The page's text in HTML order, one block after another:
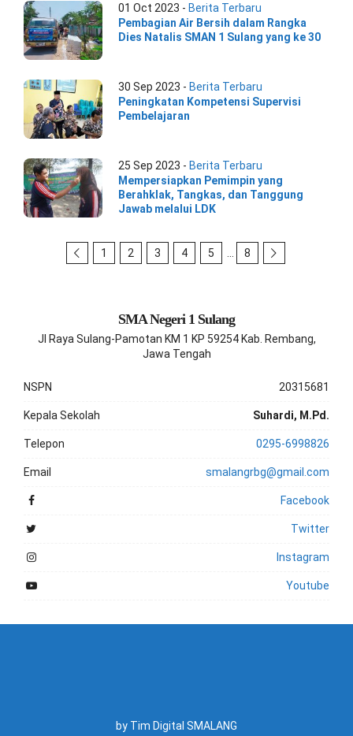
01 Oct 2023 - Berita Terbaru
Pembagian Air Bersih dalam Rangka
Dies Natalis SMAN 1 Sulang yang ke 30
30 Sep 2023 - Berita Terbaru
Peningkatan Kompetensi Supervisi
Pembelajaran
25 Sep 2023 - Berita Terbaru
Mempersiapkan Pemimpin yang
Berahklak, Tangkas, dan Tanggung
Jawab melalui LDK
1 2 3 4 5 8
SMA Negeri 1 Sulang
Jl Raya Sulang-Pamotan KM 1 KP 59254 Kab. Rembang,
Jawa Tengah
NSPN 20315681
Kepala Sekolah Suhardi, M.Pd.
Telepon 0295-6998826
Email smalangrbg@gmail.com
Facebook
Twitter
Instagram
Youtube
by Tim Digital SMALANG